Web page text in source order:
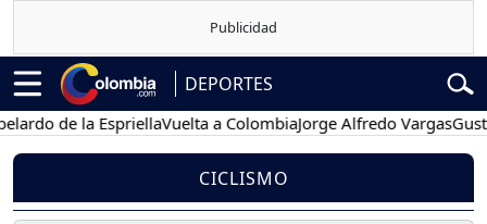
DEPORTES
de la EspriellaVuelta a ColombiaJorge Alfredo VargasGustavo
CICLISMO